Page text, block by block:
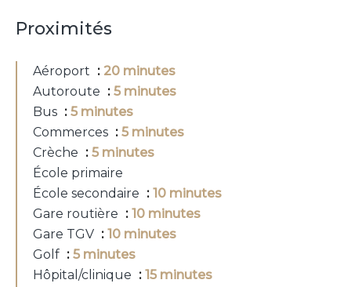
Proximités
Aéroport
20 minutes
Autoroute
5 minutes
Bus
5 minutes
Commerces
5 minutes
Crèche
5 minutes
École primaire
École secondaire
10 minutes
Gare routière
10 minutes
Gare TGV
10 minutes
Golf
5 minutes
Hôpital/clinique
15 minutes